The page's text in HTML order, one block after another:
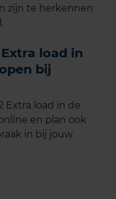
zijn te herkennen
Extra load in
bij
Extra load in de
en plan ook
in bij jouw